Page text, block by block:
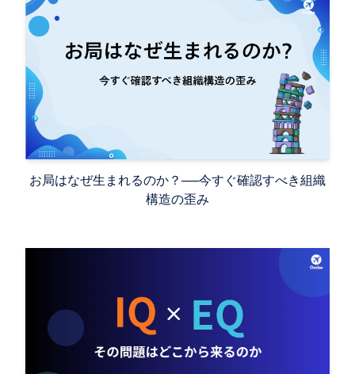
お局はなぜ生まれるのか？ ── 今すぐ確認すべき組織
構造の歪み